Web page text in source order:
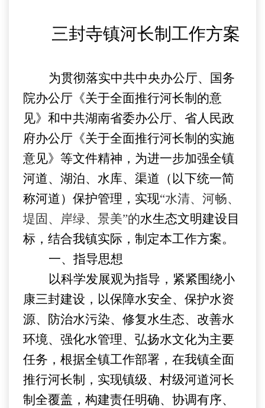
三封寺镇河长制工作方案
为贯彻落实中共中央办公厅、国务
院办公厅《关于全面推行河长制的意
见》和中共湖南省委办公厅、省人民政
府办公厅《关于全面推行河长制的实施
意见》等文件精神，为进一步加强全镇
河道、湖泊、水库、渠道（以下统一简
称河道）保护管理，实现“水清、河畅、
堤固、岸绿、景美”的水生态文明建设目
标，结合我镇实际，制定本工作方案。
一、指导思想
以科学发展观为指导，紧紧围绕小
康三封建设，以保障水安全、保护水资
源、防治水污染、修复水生态、改善水
环境、强化水管理、弘扬水文化为主要
任务，根据全镇工作部署，在我镇全面
推行河长制，实现镇级、村级河道河长
制全覆盖，构建责任明确、协调有序、